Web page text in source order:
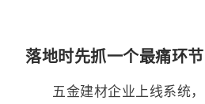
落地时先抓一个最痛环节
五金建材企业上线系统